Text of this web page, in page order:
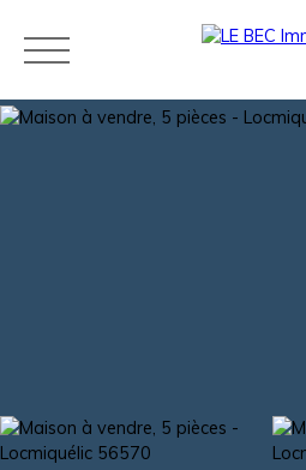
Contact